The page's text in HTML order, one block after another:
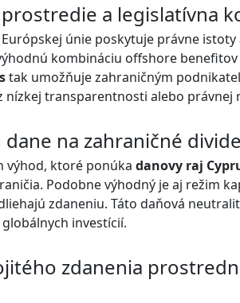
a legislatívna
únie poskytuje právne
kombináciu offshore
tak umožňuje zahraničným
nízkej transparentnosti alebo právnej
na zahraničné
výhod, ktoré ponúka danovy raj
Podobne výhodný je aj režim
zdaneniu. Táto daňová
investícií.
zdanenia